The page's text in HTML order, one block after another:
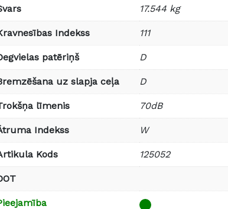
17.544 kg
Indekss 111
patēriņš D
uz slapja ceļa D
līmenis 70dB
Indekss W
Kods 125052